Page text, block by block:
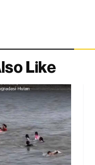
Like